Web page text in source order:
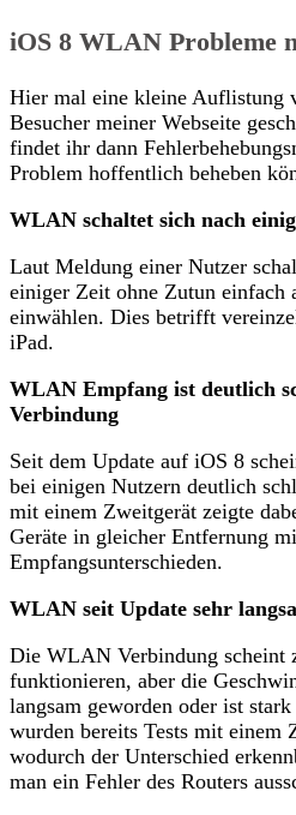
iOS 8 WLAN Probleme
Hier mal eine kleine Auflistung
Besucher meiner Webseite
findet ihr dann
Problem hoffentlich beheben
WLAN schaltet sich nach
Laut Meldung einer Nutzer
einiger Zeit ohne Zutun einfach
einwählen. Dies betrifft
iPad.
WLAN Empfang ist deutlich
Verbindung
Seit dem Update auf iOS 8
bei einigen Nutzern deutlich
mit einem Zweitgerät zeigte
Geräte in gleicher Entfernung
Empfangsunterschieden.
WLAN seit Update sehr
Die WLAN Verbindung scheint
funktionieren, aber die
langsam geworden oder ist
wurden bereits Tests mit einem
wodurch der Unterschied
man ein Fehler des Routers